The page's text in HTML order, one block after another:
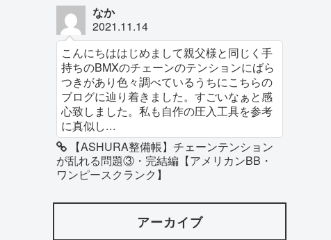
なか
2021.11.14
こんにちははじめまして親父様と同じく手
持ちのBMXのチェーンのテンションにばら
つきがあり色々調べているうちにこちらの
ブログに辿り着きました。すごいなぁと感
心致しました。私も自作の圧入工具を参考
に真似し...
【ASHURA整備帳】チェーンテンション
が乱れる問題③・完結編【アメリカンBB・
ワンピースクランク】
アーカイブ